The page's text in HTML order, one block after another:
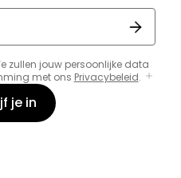
zullen jouw persoonlijke data
met ons Privacybeleid.
je in